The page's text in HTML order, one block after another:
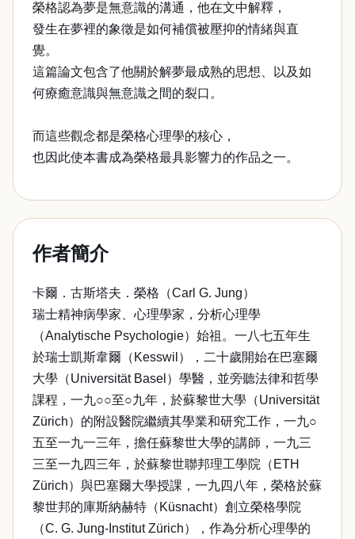
榮格認為夢是無意識的溝通，他在文中解釋，
發生在夢裡的象徵是如何補償被壓抑的情緒與直
覺。
這篇論文包含了他關於解夢最成熟的思想、以及如
何療癒意識與無意識之間的裂口。
而這些觀念都是榮格心理學的核心，
也因此使本書成為榮格最具影響力的作品之一。
作者簡介
卡爾．古斯塔夫．榮格（Carl G. Jung）
瑞士精神病學家、心理學家，分析心理學
（Analytische Psychologie）始祖。一八七五年生
於瑞士凱斯韋爾（Kesswil），二十歲開始在巴塞爾
大學（Universität Basel）學醫，並旁聽法律和哲學
課程，一九○○至○九年，於蘇黎世大學（Universität
Zürich）的附設醫院繼續其學業和研究工作，一九○
五至一九一三年，擔任蘇黎世大學的講師，一九三
三至一九四三年，於蘇黎世聯邦理工學院（ETH
Zürich）與巴塞爾大學授課，一九四八年，榮格於蘇
黎世邦的庫斯納赫特（Küsnacht）創立榮格學院
（C. G. Jung-Institut Zürich），作為分析心理學的